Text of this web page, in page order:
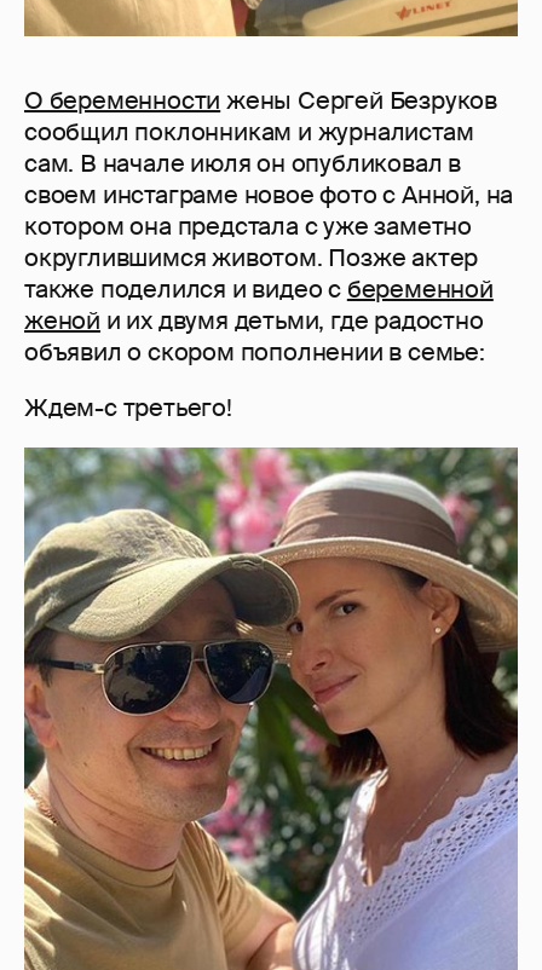
О беременности жены Сергей Безруков
сообщил поклонникам и журналистам
сам. В начале июля он опубликовал в
своем инстаграме новое фото с Анной, на
котором она предстала с уже заметно
округлившимся животом. Позже актер
также поделился и видео с беременной
женой и их двумя детьми, где радостно
объявил о скором пополнении в семье:
Ждем-с третьего!